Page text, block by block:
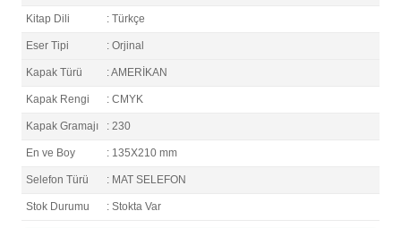
Kitap Dili : Türkçe
Eser Tipi : Orjinal
Kapak Türü : AMERİKAN
Kapak Rengi : CMYK
Kapak Gramajı : 230
En ve Boy : 135X210 mm
Selefon Türü : MAT SELEFON
Stok Durumu : Stokta Var